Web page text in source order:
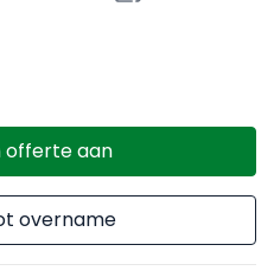
offerte aan
overname